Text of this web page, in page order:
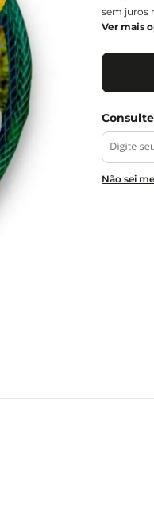
sem juros
Ver mais
Não sei